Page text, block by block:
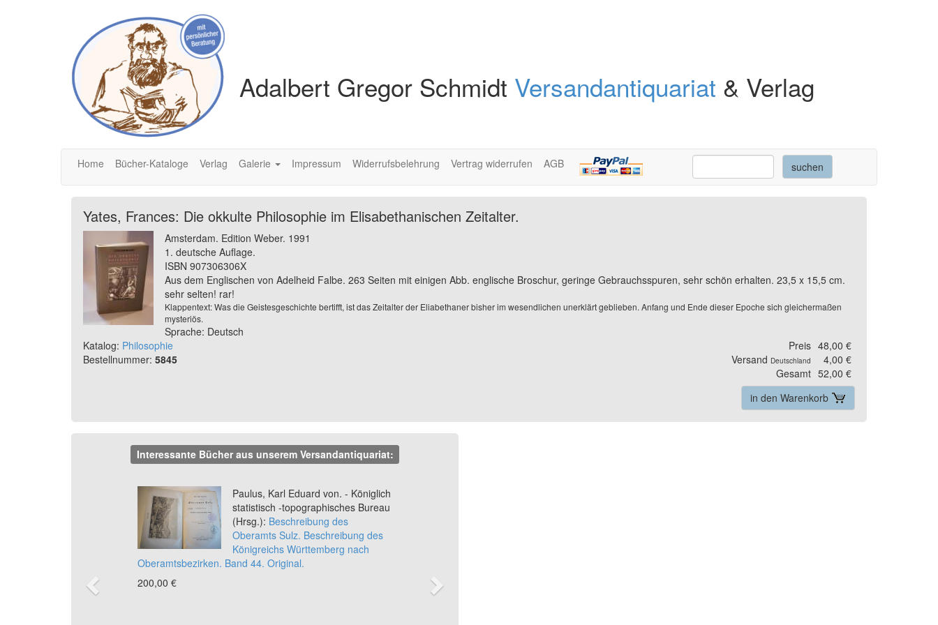
Adalbert Gregor Schmidt Versandantiquariat & Verlag
Home Bücher-Kataloge Verlag Galerie Impressum Widerrufsbelehrung Vertrag widerrufen AGB
Yates, Frances: Die okkulte Philosophie im Elisabethanischen Zeitalter.
Amsterdam. Edition Weber. 1991
1. deutsche Auflage.
ISBN 907306306X
Aus dem Englischen von Adelheid Falbe. 263 Seiten mit einigen Abb. englische Broschur, geringe Gebrauchsspuren, sehr schön erhalten. 23,5 x 15,5 cm.
sehr selten! rar!
Klappentext: Was die Geistesgeschichte bertifft, ist das Zeitalter der Eliabethaner bisher im wesendlichen unerklärt geblieben. Anfang und Ende dieser Epoche sich gleichermaßen
mysteriös.
Sprache: Deutsch
Katalog: Philosophie
Bestellnummer: 5845
Preis 48,00 €
Versand Deutschland
4,00 €
Gesamt 52,00 €
in den Warenkorb
Interessante Bücher aus unserem Versandantiquariat:
Paulus, Karl Eduard von. - Königlich
statistisch -topographisches Bureau
(Hrsg.): Beschreibung des
Oberamts Sulz. Beschreibung des
Königreichs Württemberg nach
Oberamtsbezirken. Band 44. Original.
200,00 €
Previous